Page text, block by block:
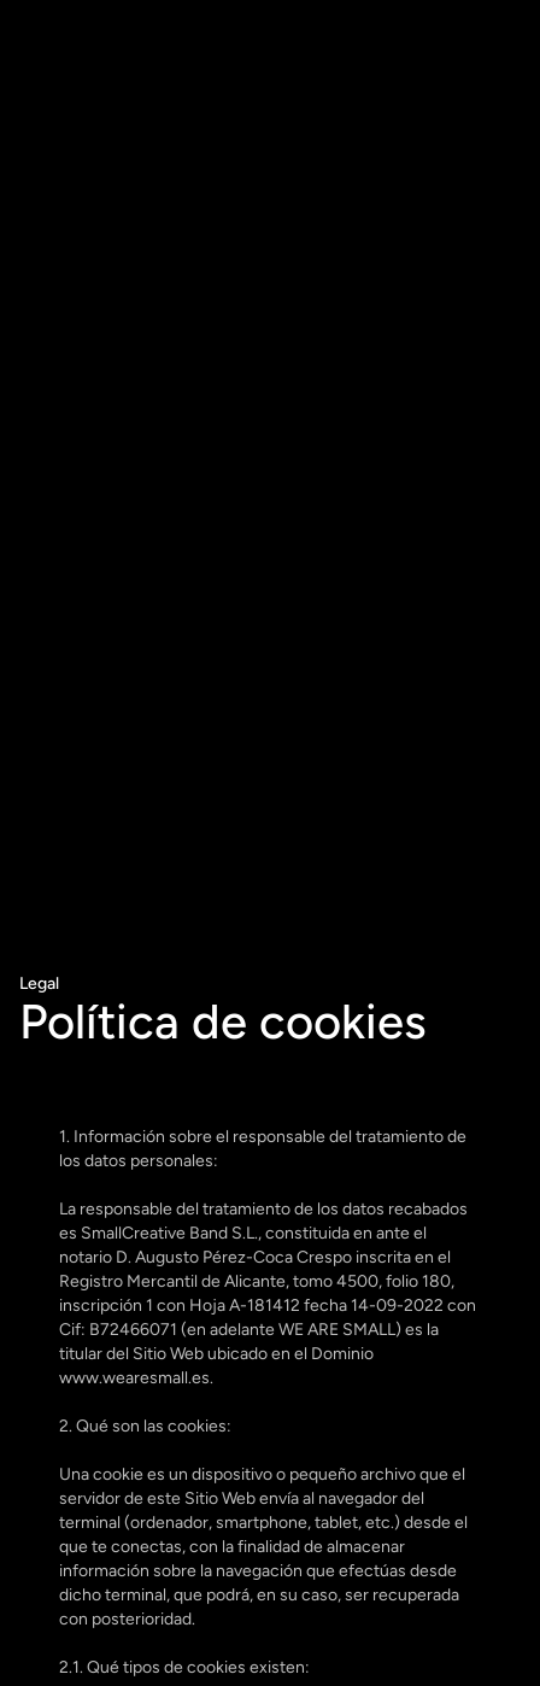
Legal
Política de cookies
1. Información sobre el responsable del tratamiento de
los datos personales:
La responsable del tratamiento de los datos recabados
es SmallCreative Band S.L., constituida en ante el
notario D. Augusto Pérez-Coca Crespo inscrita en el
Registro Mercantil de Alicante, tomo 4500, folio 180,
inscripción 1 con Hoja A-181412 fecha 14-09-2022 con
Cif: B72466071 (en adelante WE ARE SMALL) es la
titular del Sitio Web ubicado en el Dominio
www.wearesmall.es.
2. Qué son las cookies:
Una cookie es un dispositivo o pequeño archivo que el
servidor de este Sitio Web envía al navegador del
terminal (ordenador, smartphone, tablet, etc.) desde el
que te conectas, con la finalidad de almacenar
información sobre la navegación que efectúas desde
dicho terminal, que podrá, en su caso, ser recuperada
con posterioridad.
2.1. Qué tipos de cookies existen: